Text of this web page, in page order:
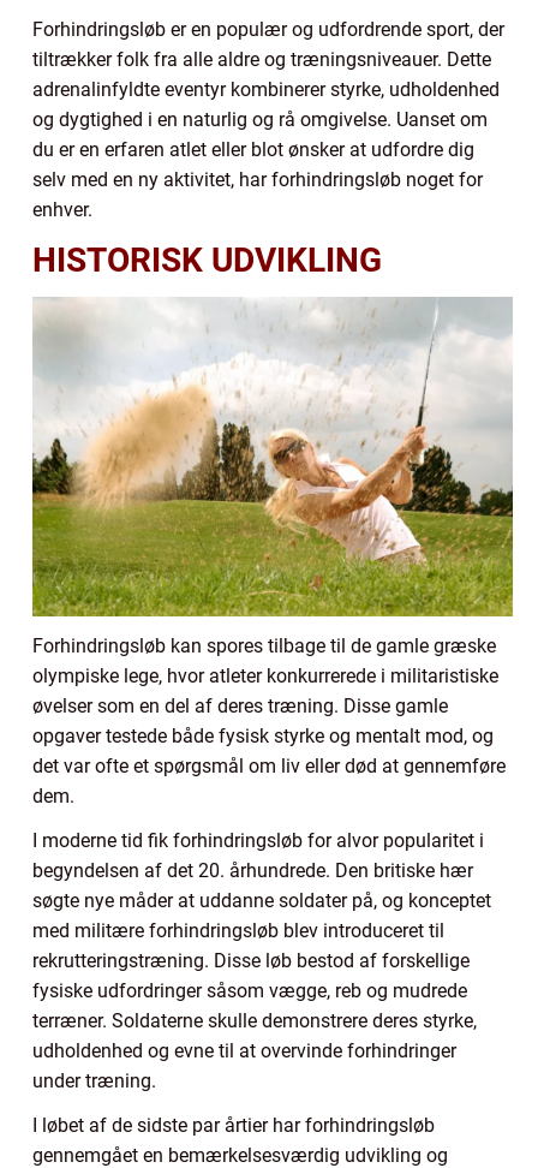
Forhindringsløb er en populær og udfordrende sport, der
tiltrækker folk fra alle aldre og træningsniveauer. Dette
adrenalinfyldte eventyr kombinerer styrke, udholdenhed
og dygtighed i en naturlig og rå omgivelse. Uanset om
du er en erfaren atlet eller blot ønsker at udfordre dig
selv med en ny aktivitet, har forhindringsløb noget for
enhver.
HISTORISK UDVIKLING
Forhindringsløb kan spores tilbage til de gamle græske
olympiske lege, hvor atleter konkurrerede i militaristiske
øvelser som en del af deres træning. Disse gamle
opgaver testede både fysisk styrke og mentalt mod, og
det var ofte et spørgsmål om liv eller død at gennemføre
dem.
I moderne tid fik forhindringsløb for alvor popularitet i
begyndelsen af det 20. århundrede. Den britiske hær
søgte nye måder at uddanne soldater på, og konceptet
med militære forhindringsløb blev introduceret til
rekrutteringstræning. Disse løb bestod af forskellige
fysiske udfordringer såsom vægge, reb og mudrede
terræner. Soldaterne skulle demonstrere deres styrke,
udholdenhed og evne til at overvinde forhindringer
under træning.
I løbet af de sidste par årtier har forhindringsløb
gennemgået en bemærkelsesværdig udvikling og